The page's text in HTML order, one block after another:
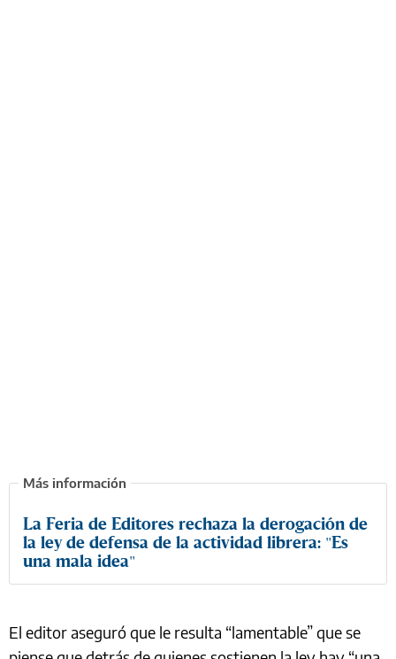
La Feria de Editores rechaza la derogación de
la ley de defensa de la actividad librera: "Es
una mala idea"
El editor aseguró que le resulta “lamentable” que se